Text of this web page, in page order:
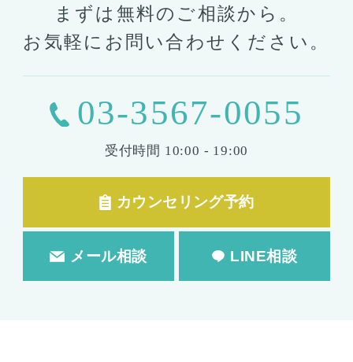
まずは無料のご相談から。
お気軽にお問い合わせください。
03-3567-0055
受付時間 10:00 - 19:00
カウンセリング予約
メール相談 LINE相談